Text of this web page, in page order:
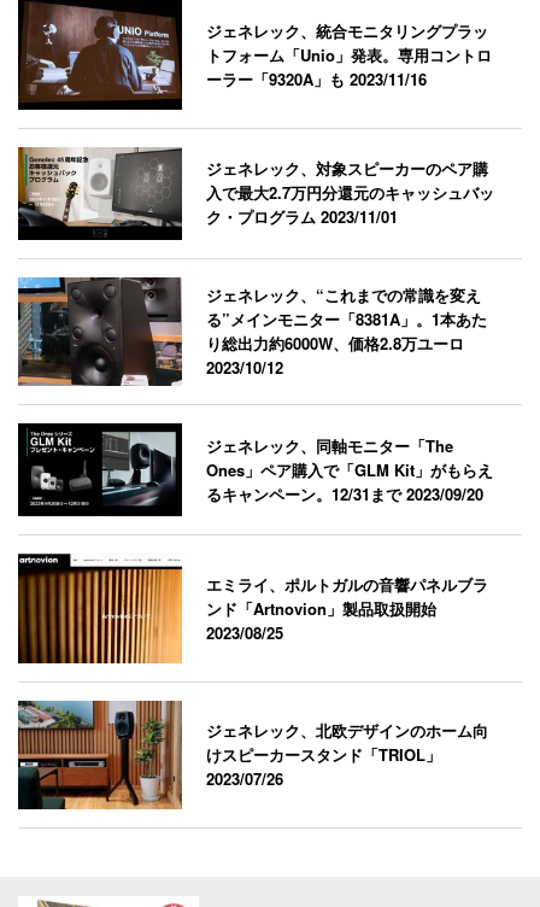
ジェネレック、統合モニタリングプラッ
トフォーム「Unio」発表。専用コントロ
ーラー「9320A」も2023/11/16
ジェネレック、対象スピーカーのペア購
入で最大2.7万円分還元のキャッシュバッ
ク・プログラム2023/11/01
ジェネレック、“これまでの常識を変え
る”メインモニター「8381A」。1本あた
り総出力約6000W、価格2.8万ユーロ
2023/10/12
ジェネレック、同軸モニター「The
Ones」ペア購入で「GLM Kit」がもらえ
るキャンペーン。12/31まで2023/09/20
エミライ、ポルトガルの音響パネルブラ
ンド「Artnovion」製品取扱開始
2023/08/25
ジェネレック、北欧デザインのホーム向
けスピーカースタンド「TRIOL」
2023/07/26